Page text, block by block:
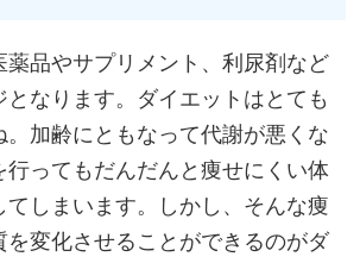
薬品やサプリメント、利尿剤など
となります。ダイエットはとても
。加齢にともなって代謝が悪くな
行ってもだんだんと痩せにくい体
てしまいます。しかし、そんな痩
を変化させることができるのがダ